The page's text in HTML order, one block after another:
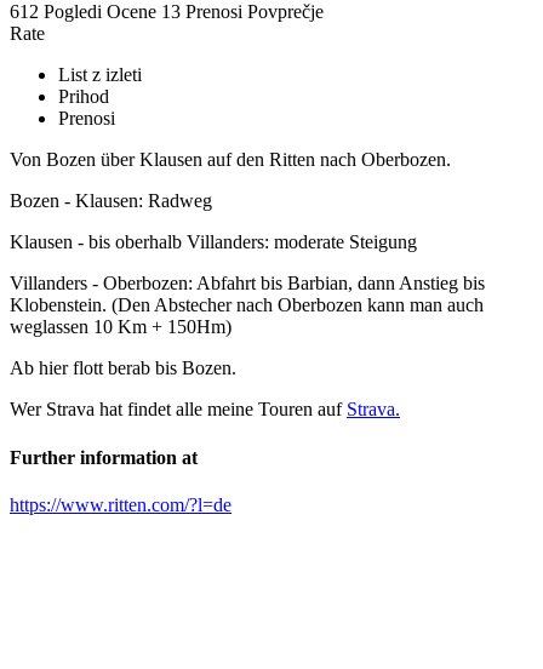
612 Pogledi Ocene 13 Prenosi Povprečje
Rate
List z izleti
Prihod
Prenosi
Von Bozen über Klausen auf den Ritten nach Oberbozen.
Bozen - Klausen: Radweg
Klausen - bis oberhalb Villanders: moderate Steigung
Villanders - Oberbozen: Abfahrt bis Barbian, dann Anstieg bis
Klobenstein. (Den Abstecher nach Oberbozen kann man auch
weglassen 10 Km + 150Hm)
Ab hier flott berab bis Bozen.
Wer Strava hat findet alle meine Touren auf Strava.
Further information at
https://www.ritten.com/?l=de